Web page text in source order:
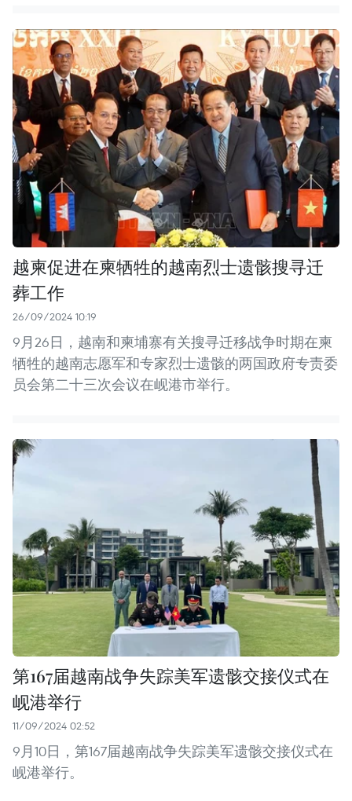
越柬促进在柬牺牲的越南烈士遗骸搜寻迁
葬工作
26/09/2024 10:19
9月26日，越南和柬埔寨有关搜寻迁移战争时期在柬
牺牲的越南志愿军和专家烈士遗骸的两国政府专责委
员会第二十三次会议在岘港市举行。 ​
第167届越南战争失踪美军遗骸交接仪式在
岘港举行
11/09/2024 02:52
9月10日，第167届越南战争失踪美军遗骸交接仪式在
岘港举行。